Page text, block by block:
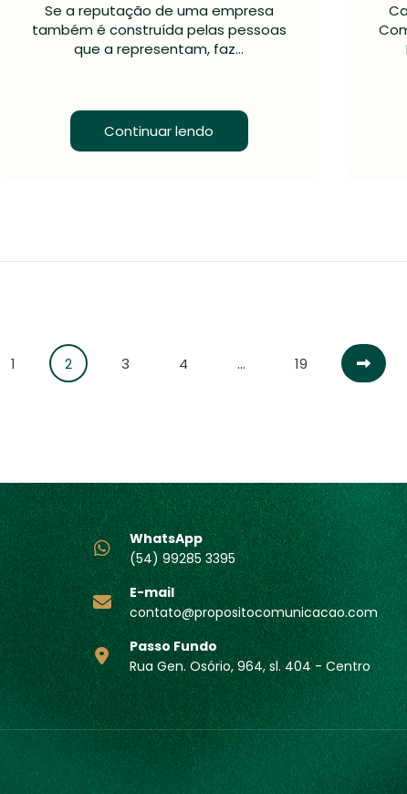
Se a reputação de uma empresa
também é construída pelas pessoas
que a representam, faz…
Continuar lendo
1 2 3 4 … 19
WhatsApp
(54) 99285 3395
E-mail
contato@propositocomunicacao.com
Passo Fundo
Rua Gen. Osório, 964, sl. 404 - Centro